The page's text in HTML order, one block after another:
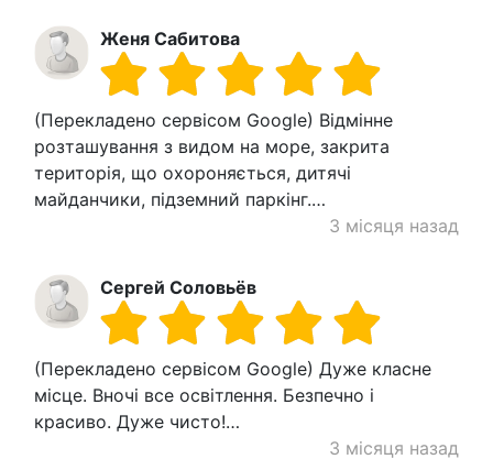
Женя Сабитова
(Перекладено сервісом Google) Відмінне
розташування з видом на море, закрита
територія, що охороняється, дитячі
майданчики, підземний паркінг.…
3 місяця назад
Сергей Соловьёв
(Перекладено сервісом Google) Дуже класне
місце. Вночі все освітлення. Безпечно і
красиво. Дуже чисто!…
3 місяця назад